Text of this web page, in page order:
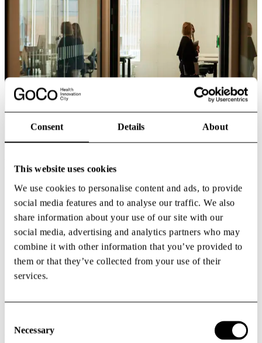
Consent Details About
This website uses cookies
We use cookies to personalise content and ads, to provide
social media features and to analyse our traffic. We also
share information about your use of our site with our
social media, advertising and analytics partners who may
combine it with other information that you’ve provided to
them or that they’ve collected from your use of their
services.
Selection
Necessary
Hyr kontor
Douglas Haeger-Carlén
douglas.haeger-carlen@vectura.se
Där möten blir möjligheter